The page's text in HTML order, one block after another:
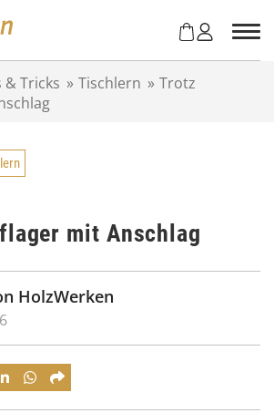
& Tricks » Tischlern » Trotz
mit Anschlag
HolzWerken